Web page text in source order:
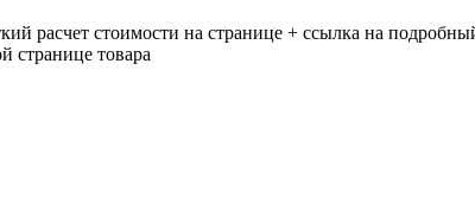
расчет стоимости на странице + ссылка на
странице товара